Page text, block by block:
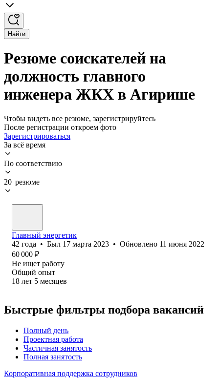
Найти
Резюме соискателей на
должность главного
инженера ЖКХ в Агирише
Чтобы видеть все резюме, зарегистрируйтесь
После регистрации откроем фото
Зарегистрироваться
За всё время
По соответствию
20 резюме
Главный энергетик
42 года • Был 17 марта 2023 • Обновлено 11 июня 2022
60 000 ₽
Не ищет работу
Общий опыт
18 лет 5 месяцев
Быстрые фильтры подбора вакансий
Полный день
Проектная работа
Частичная занятость
Полная занятость
Корпоративная поддержка сотрудников